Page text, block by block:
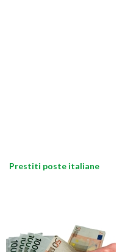
Prestiti poste italiane